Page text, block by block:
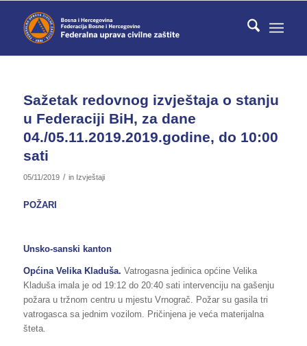
Sažetak redovnog izvještaja o stanju
u Federaciji BiH, za dane
04./05.11.2019.2019.godine, do 10:00
sati
05/11/2019 / in Izvještaji
POŽARI
Unsko-sanski kanton
Općina Velika Kladuša. Vatrogasna jedinica općine Velika
Kladuša imala je od 19:12 do 20:40 sati intervenciju na gašenju
požara u tržnom centru u mjestu Vrnograč. Požar su gasila tri
vatrogasca sa jednim vozilom. Pričinjena je veća materijalna
šteta.